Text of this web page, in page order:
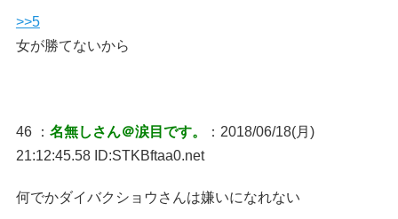
>>5
女が勝てないから
46 ： 名無しさん＠涙目です。
：2018/06/18(月)
21:12:45.58 ID:STKBftaa0.net
何でかダイバクショウさんは嫌いになれない